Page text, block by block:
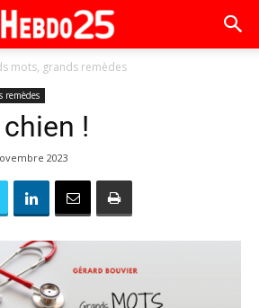
mots, grands remèdes
remèdes
!
2023